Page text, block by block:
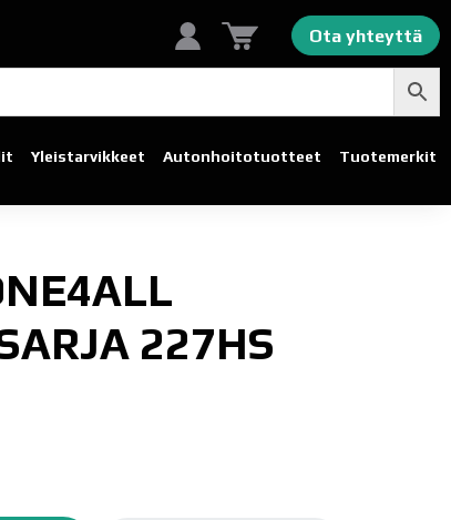
Ota yhteyttä
Yleistarvikkeet Autonhoito­tuotteet Tuotemerkit
227HS